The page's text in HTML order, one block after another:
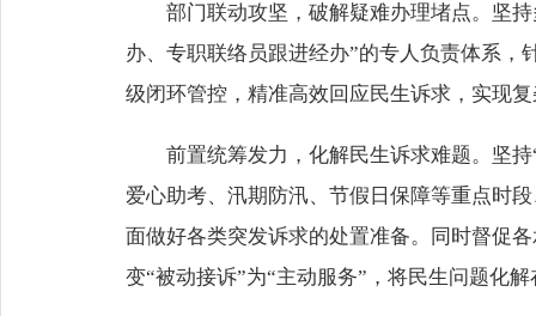
部门联动攻坚，破解疑难办理堵点。坚
办、专职联络员跟进经办”的专人负责体系
级闭环管控，精准高效回应民生诉求，实现
前置统筹发力，化解民生诉求难题。坚
爱心助考、汛期防汛、节假日保障等重点时
面做好各类突发诉求的处置准备。同时督促
变“被动接诉”为“主动服务”，将民生问题化